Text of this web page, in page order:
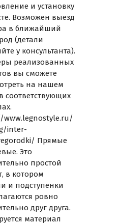
и установку
Возможен выезд
в ближайший
(детали
у консультанта).
реализованных
вы сможете
на нашем
соответствующих
inter-
Прямые
Это
простой
в котором
и подступенки
ровно
друг друга.
материал